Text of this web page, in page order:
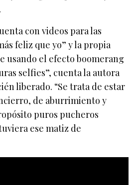
con videos para las
feliz que yo” y la propia
usando el efecto boomerang
selfies”, cuenta la autora
liberado. “Se trata de estar
de aburrimiento y
puros pucheros
ese matiz de